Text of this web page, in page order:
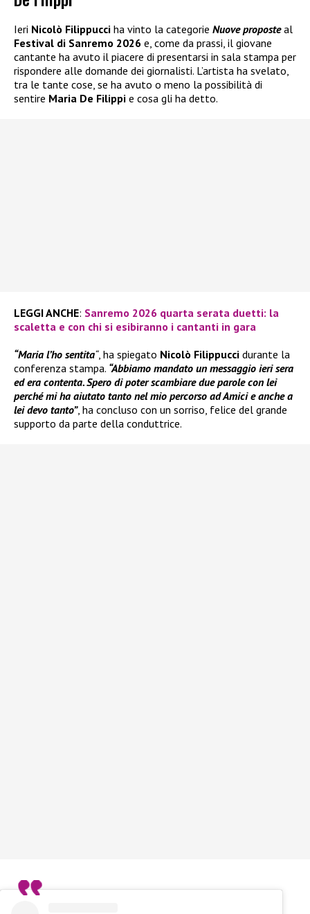
Ieri Nicolò Filippucci ha vinto la categorie Nuove proposteal
Festival di Sanremo 2026 e, come da prassi, il giovane
cantante ha avuto il piacere di presentarsi in sala stampa per
rispondere alle domande dei giornalisti. L’artista ha svelato,
tra le tante cose, se ha avuto o meno la possibilità di
sentire Maria De Filippi e cosa gli ha detto.
LEGGI ANCHE: Sanremo 2026 quarta serata duetti: la
scaletta e con chi si esibiranno i cantanti in gara
“Maria l’ho sentita“, ha spiegato Nicolò Filippucci durante la
conferenza stampa. “Abbiamo mandato un messaggio ieri sera
ed era contenta. Spero di poter scambiare due parole con lei
perché mi ha aiutato tanto nel mio percorso ad Amici e anche a
lei devo tanto”, ha concluso con un sorriso, felice del grande
supporto da parte della conduttrice.